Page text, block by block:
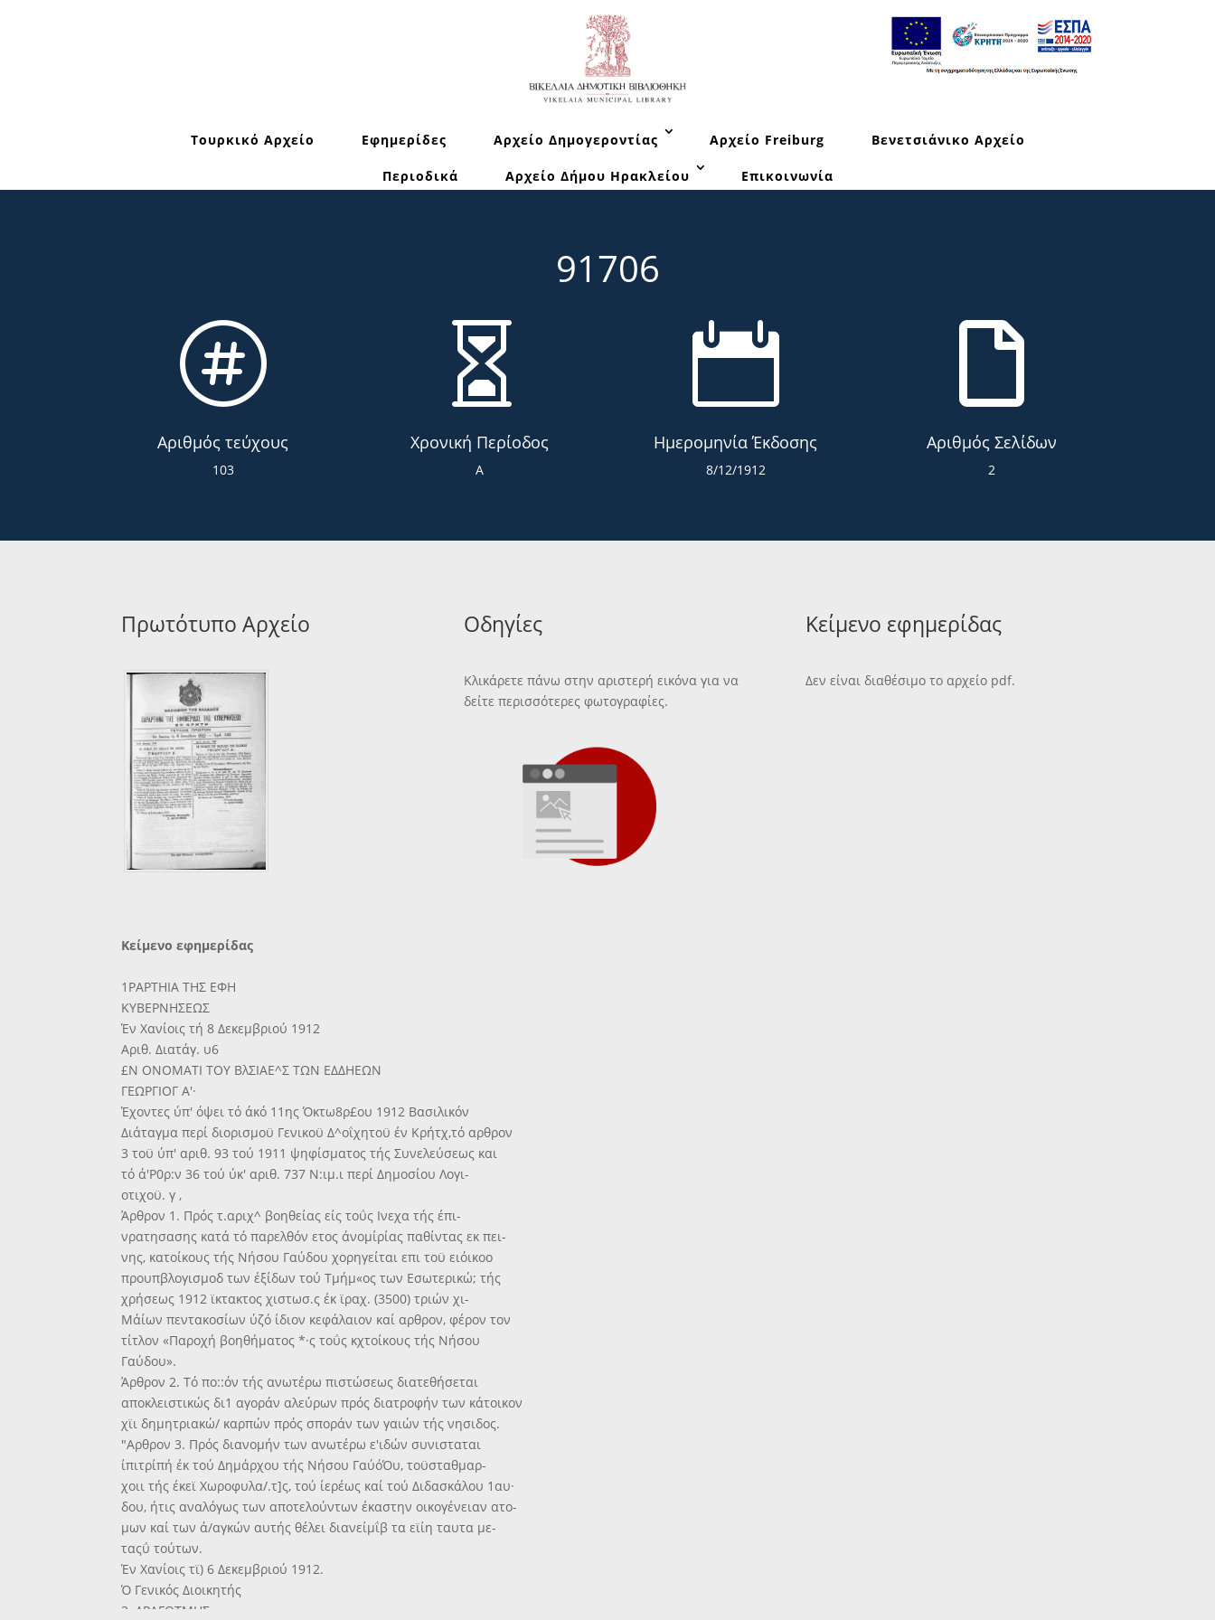
Τουρκικό Αρχείο Εφημερίδες Αρχείο Δημογεροντίας Αρχείο Freiburg Βενετσιάνικο Αρχείο
Περιοδικά Αρχείο Δήμου Ηρακλείου Επικοινωνία
91706

Αριθμός τεύχους
103

Χρονική Περίοδος
Α

Ημερομηνία Έκδοσης
8/12/1912

Αριθμός Σελίδων
2
Πρωτότυπο Αρχείο Οδηγίες
Κλικάρετε πάνω στην αριστερή εικόνα για να
δείτε περισσότερες φωτογραφίες.
Κείμενο εφημερίδας
Δεν είναι διαθέσιμο το αρχείο pdf.
Κείμενο εφημερίδας
1ΡΑΡΤΗΙΑ ΤΗΣ ΕΦΗ
ΚΥΒΕΡΝΗΣΕΩΣ
Έν Χανίοις τή 8 Δεκεμβριού 1912
Αριθ. Διατάγ. υ6
£Ν ΟΝΟΜΑΤΙ ΤΟΥ ΒλΣΙΑΕ^Σ ΤΩΝ ΕΔΔΗΕΩΝ
ΓΕΩΡΓΙΟΓ Α'·
Έχοντες ύπ' όψει τό άκό 11ης Όκτω8ρ£ου 1912 Βασιλικόν
Διάταγμα περί διορισμοϋ Γενικοϋ Δ^οΐχητοϋ έν Κρήτχ,τό αρθρον
3 τοϋ ύπ' αριθ. 93 τού 1911 ψηφίσματος τής Συνελεύσεως και
τό ά'Ρ0ρ:ν 36 τού ύκ' αριθ. 737 Ν:ιμ.ι περί Δημοσίου Λογι-
οτιχοϋ. γ ,
Άρθρον 1. Πρός τ.αριχ^ βοηθείας είς τοΰς Ινεχα τής έπι-
νρατησασης κατά τό παρελθόν ετος άνομίρίας παθίντας εκ πει-
νης, κατοίκους τής Νήσου Γαύδου χορηγείται επι τοϋ ειόικοο
προυπβλογισμοδ των έξίδων τού Τμήμ«ος των Εσωτερικώ; τής
χρήσεως 1912 ϊκτακτος χιστωσ.ς έκ ϊραχ. (3500) τριών χι-
Μάίων πεντακοσίων ύζό ίδιον κεφάλαιον καί αρθρον, φέρον τον
τίτλον «Παροχή βοηθήματος *·ς τοΰς κχτοίκους τής Νήσου
Γαύδου».
Άρθρον 2. Τό πο::όν τής ανωτέρω πιστώσεως διατεθήσεται
αποκλειστικώς δι1 αγοράν αλεύρων πρός διατροφήν των κάτοικον
χϊι δημητριακώ/ καρπών πρός σποράν των γαιών τής νησιδος.
"Αρθρον 3. Πρός διανομήν των ανωτέρω ε'ιδών συνισταται
ίπιτρίπή έκ τού Δημάρχου τής Νήσου ΓαύόΌυ, τοϋσταθμαρ-
χοιι τής έκεϊ Χωροφυλα/.τ]ς, τού ίερέως καί τού Διδασκάλου 1αυ·
δου, ήτις αναλόγως των αποτελούντων έκαστην οικογένειαν ατο-
μων καί των ά/αγκών αυτής θέλει διανείμΐβ τα εϊίη ταυτα με-
ταςΰ τούτων.
Έν Χανίοις τϊ) 6 Δεκεμβριού 1912.
Ό Γενικός Διοικητής
2. ΔΡΑΓΟΤΜΗΣ